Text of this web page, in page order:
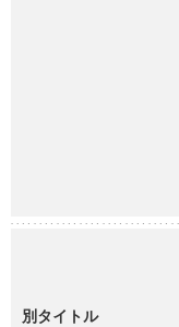
別タイトル